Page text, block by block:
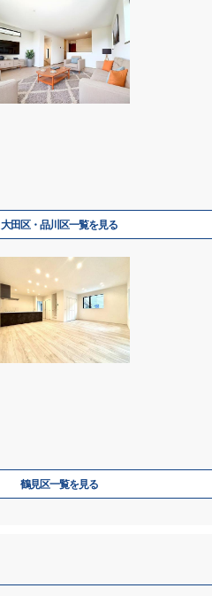
大田区・品川区一覧を見る
鶴見区一覧を見る